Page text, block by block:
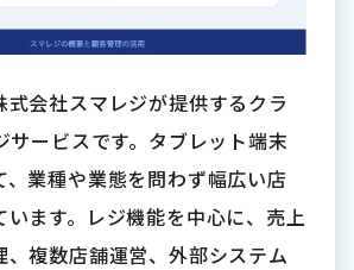
式会社スマレジが提供するクラ
サービスです。タブレット端末
、業種や業態を問わず幅広い店
ます。レジ機能を中心に、売上
、複数店舗運営、外部システム